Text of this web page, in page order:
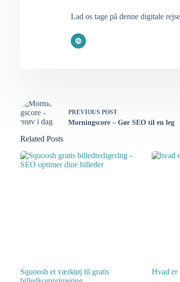
Lad os tage på denne digitale
PREVIOUS POST
Morningscore – Gør SEO til en leg
Related Posts
Squoosh et værktøj til gratis
Hvad er